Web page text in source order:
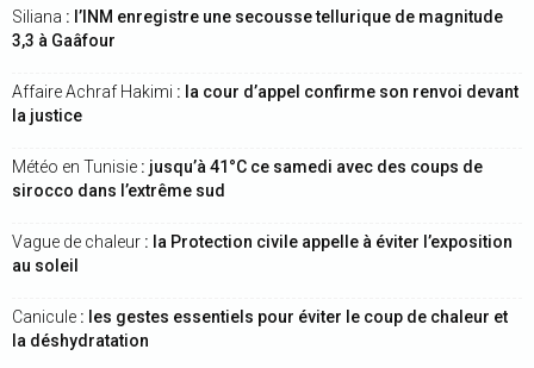
Siliana : l’INM enregistre une secousse tellurique de magnitude
3,3 à Gaâfour
Affaire Achraf Hakimi : la cour d’appel confirme son renvoi devant
la justice
Météo en Tunisie : jusqu’à 41°C ce samedi avec des coups de
sirocco dans l’extrême sud
Vague de chaleur : la Protection civile appelle à éviter l’exposition
au soleil
Canicule : les gestes essentiels pour éviter le coup de chaleur et
la déshydratation